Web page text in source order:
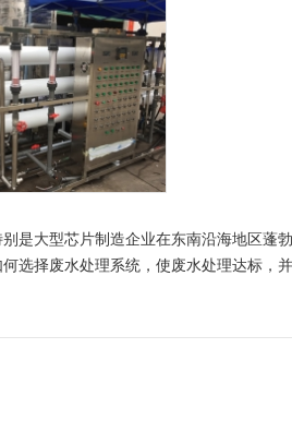
是大型芯片制造企业在东南沿海地区蓬
选择废水处理系统，使废水处理达标，